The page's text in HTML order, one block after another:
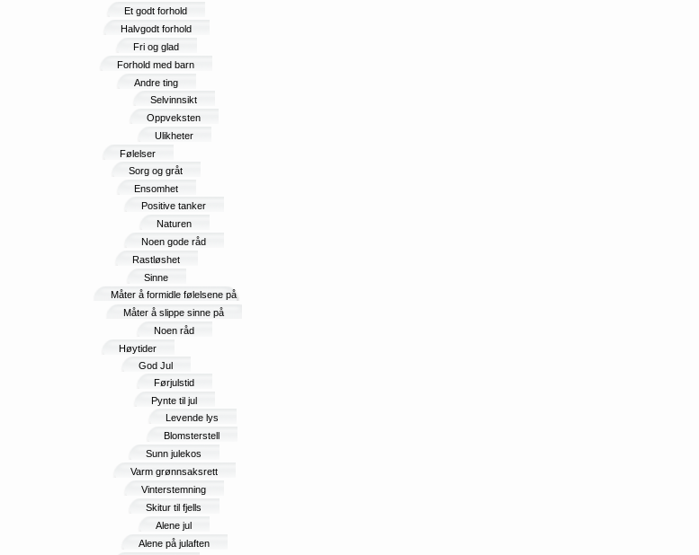
Et godt forhold
Halvgodt forhold
Fri og glad
Forhold med barn
Andre ting
Selvinnsikt
Oppveksten
Ulikheter
Følelser
Sorg og gråt
Ensomhet
Positive tanker
Naturen
Noen gode råd
Rastløshet
Sinne
Måter å formidle følelsene på
Måter å slippe sinne på
Noen råd
Høytider
God Jul
Førjulstid
Pynte til jul
Levende lys
Blomsterstell
Sunn julekos
Varm grønnsaksrett
Vinterstemning
Skitur til fjells
Alene jul
Alene på julaften